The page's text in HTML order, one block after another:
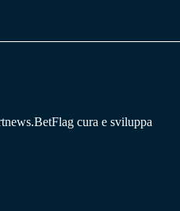
cura e sviluppa